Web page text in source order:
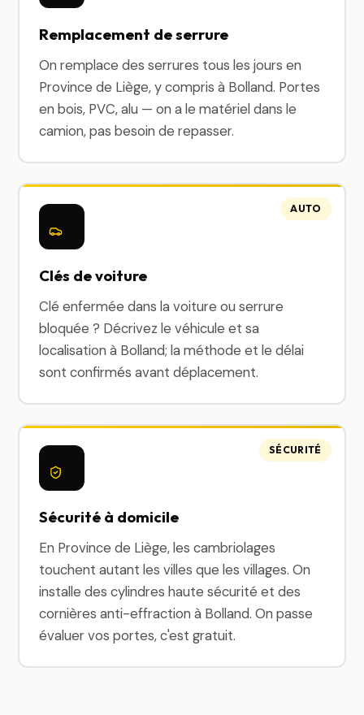
Remplacement de serrure
On remplace des serrures tous les jours en
Province de Liège, y compris à Bolland. Portes
en bois, PVC, alu — on a le matériel dans le
camion, pas besoin de repasser.
Clés de voiture
Clé enfermée dans la voiture ou serrure
bloquée ? Décrivez le véhicule et sa
localisation à Bolland; la méthode et le délai
sont confirmés avant déplacement.
AUTO
Sécurité à domicile
En Province de Liège, les cambriolages
touchent autant les villes que les villages. On
installe des cylindres haute sécurité et des
cornières anti-effraction à Bolland. On passe
évaluer vos portes, c'est gratuit.
SÉCURITÉ